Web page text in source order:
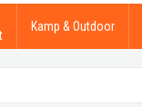
Kamp & Outdoor